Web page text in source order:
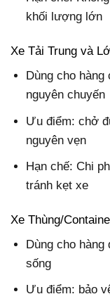
khối lượng lớn
Xe Tải Trung và
Dùng cho
nguyên chuyến
Ưu điểm: chở
nguyên vẹn
Hạn chế: Chi
tránh kẹt xe
Xe Thùng/
Dùng cho
sống
Ưu điểm: bảo